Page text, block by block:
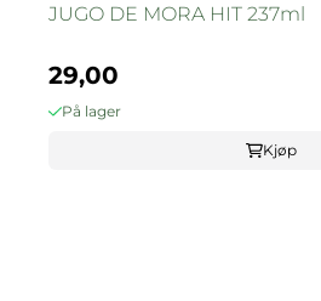
JUGO DE MORA HIT 237ml
29,00
På lager
Kjøp